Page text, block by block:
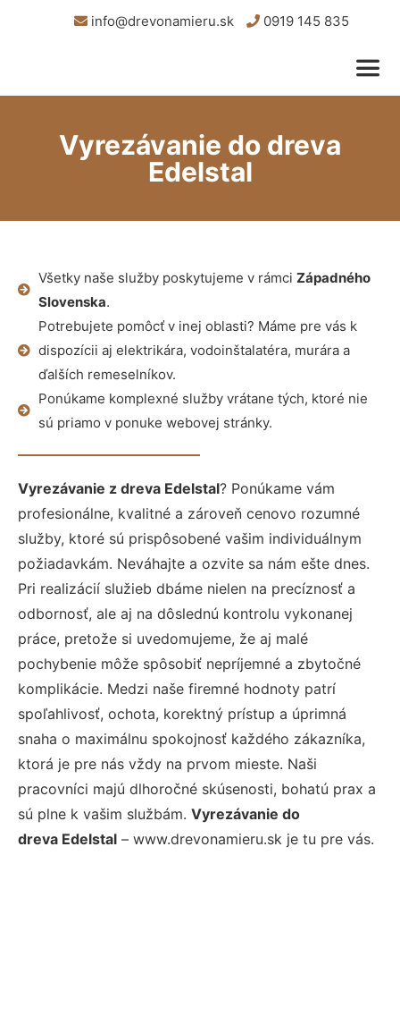
info@drevonamieru.sk 0919 145 835
Vyrezávanie do dreva
Edelstal
Všetky naše služby poskytujeme v rámci Západného
Slovenska.
Potrebujete pomôcť v inej oblasti? Máme pre vás k
dispozícii aj elektrikára, vodoinštalatéra, murára a
ďalších remeselníkov.
Ponúkame komplexné služby vrátane tých, ktoré nie
sú priamo v ponuke webovej stránky.
Vyrezávanie z dreva Edelstal? Ponúkame vám
profesionálne, kvalitné a zároveň cenovo rozumné
služby, ktoré sú prispôsobené vašim individuálnym
požiadavkám. Neváhajte a ozvite sa nám ešte dnes.
Pri realizácií služieb dbáme nielen na precíznosť a
odbornosť, ale aj na dôslednú kontrolu vykonanej
práce, pretože si uvedomujeme, že aj malé
pochybenie môže spôsobiť nepríjemné a zbytočné
komplikácie. Medzi naše firemné hodnoty patrí
spoľahlivosť, ochota, korektný prístup a úprimná
snaha o maximálnu spokojnosť každého zákazníka,
ktorá je pre nás vždy na prvom mieste. Naši
pracovníci majú dlhoročné skúsenosti, bohatú prax a
sú plne k vašim službám. Vyrezávanie do
dreva Edelstal – www.drevonamieru.sk je tu pre vás.